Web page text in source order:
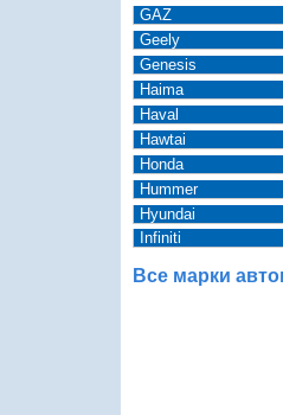
GAZ
Geely
Genesis
Haima
Haval
Hawtai
Honda
Hummer
Hyundai
Infiniti
Все марки